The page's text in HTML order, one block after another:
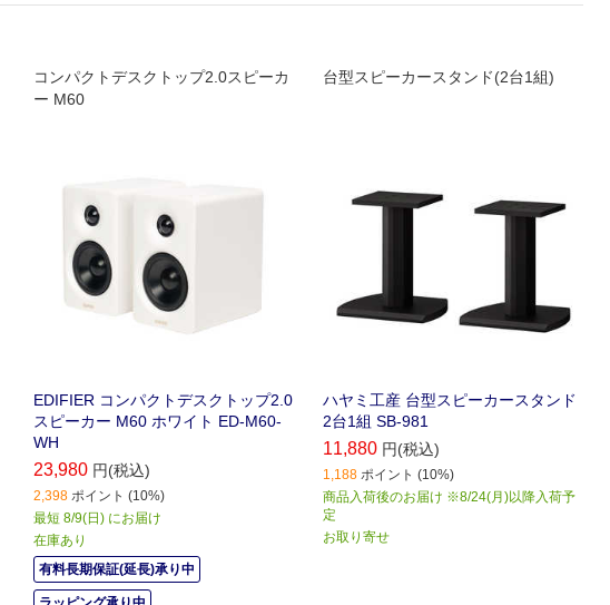
コンパクトデスクトップ2.0スピーカ
ー M60
EDIFIER コンパクトデスクトップ2.0
スピーカー M60 ホワイト ED-M60-
WH
23,980 円(税込)
2,398 ポイント (10%)
最短 8/9(日) にお届け
在庫あり
有料長期保証(延長)承り中
台型スピーカースタンド(2台1組)
ハヤミ工産 台型スピーカースタンド
2台1組 SB-981
11,880 円(税込)
1,188 ポイント (10%)
商品入荷後のお届け ※8/24(月)以降入荷予
定
お取り寄せ